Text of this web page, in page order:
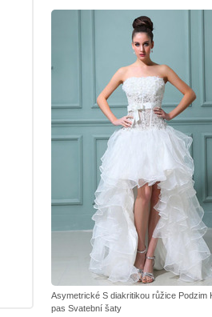
Asymetrické S diakritikou růžice Podzim
pas Svatební šaty